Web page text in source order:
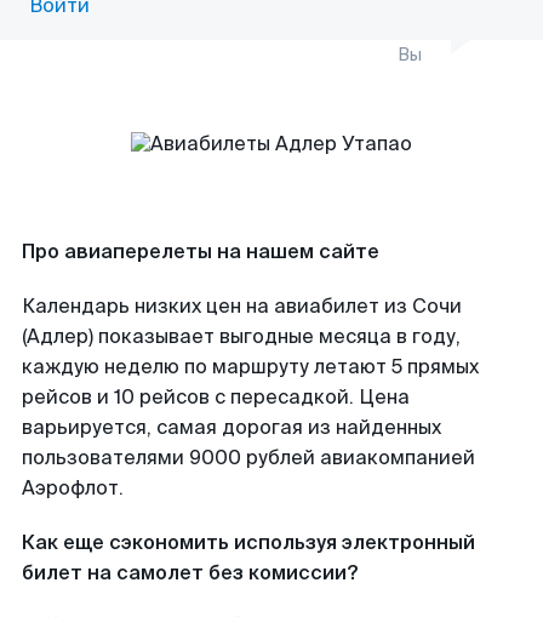
Войти
Вы
Про авиаперелеты на нашем сайте
Календарь низких цен на авиабилет из Сочи
(Адлер) показывает выгодные месяца в году,
каждую неделю по маршруту летают 5 прямых
рейсов и 10 рейсов с пересадкой. Цена
варьируется, самая дорогая из найденных
пользователями 9000 рублей авиакомпанией
Аэрофлот.
Как еще сэкономить используя электронный
билет на самолет без комиссии?